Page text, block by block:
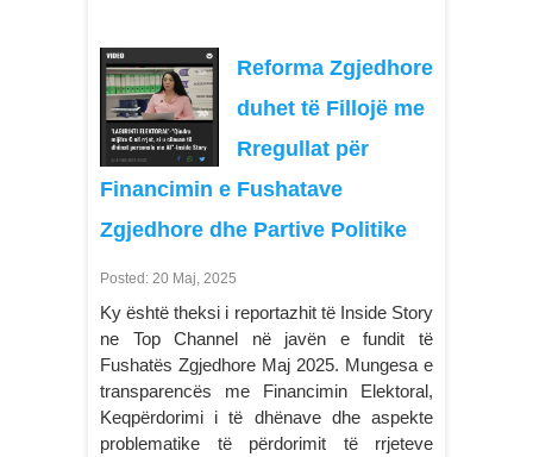
Reforma Zgjedhore
duhet të Fillojë me
Rregullat për
Financimin e Fushatave
Zgjedhore dhe Partive Politike
Posted: 20 Maj, 2025
Ky është theksi i reportazhit të Inside Story
ne Top Channel në javën e fundit të
Fushatës Zgjedhore Maj 2025. Mungesa e
transparencës me Financimin Elektoral,
Keqpërdorimi i të dhënave dhe aspekte
problematike të përdorimit të rrjeteve